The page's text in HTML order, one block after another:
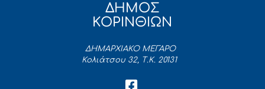
ΔΗΜΟΣ
ΚΟΡΙΝΘΙΩΝ
ΔΗΜΑΡΧΙΑΚΟ ΜΕΓΑΡΟ
Κολιάτσου 32, Τ.Κ. 20131